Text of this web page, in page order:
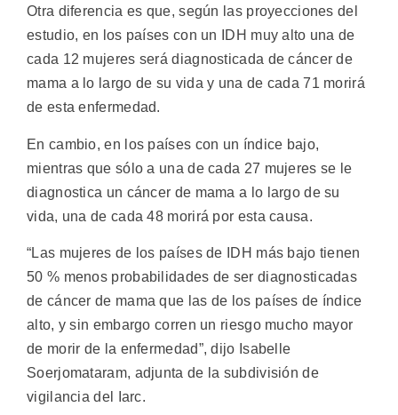
Otra diferencia es que, según las proyecciones del
estudio, en los países con un IDH muy alto una de
cada 12 mujeres será diagnosticada de cáncer de
mama a lo largo de su vida y una de cada 71 morirá
de esta enfermedad.
En cambio, en los países con un índice bajo,
mientras que sólo a una de cada 27 mujeres se le
diagnostica un cáncer de mama a lo largo de su
vida, una de cada 48 morirá por esta causa.
“Las mujeres de los países de IDH más bajo tienen
50 % menos probabilidades de ser diagnosticadas
de cáncer de mama que las de los países de índice
alto, y sin embargo corren un riesgo mucho mayor
de morir de la enfermedad”, dijo Isabelle
Soerjomataram, adjunta de la subdivisión de
vigilancia del Iarc.